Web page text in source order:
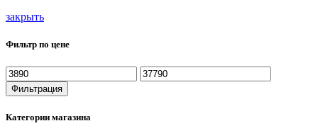
закрыть
Фильтр по цене
Минимальная
цена
Максимальная
цена
Фильтрация
Категории магазина